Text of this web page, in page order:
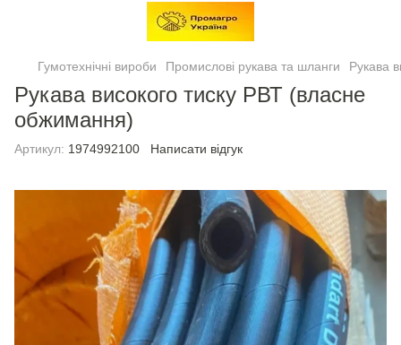
Гумотехнічні вироби Промислові рукава та шланги Рукава
Рукава високого тиску РВТ (власне
обжимання)
Артикул: 1974992100 Написати відгук